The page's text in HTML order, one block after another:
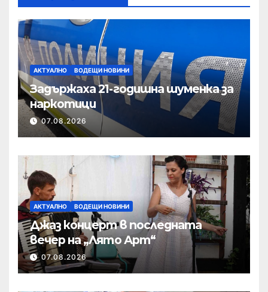
АКТУАЛНО ВОДЕЩИ НОВИНИ
Задържаха 21-годишна шуменка за
наркотици
07.08.2026
АКТУАЛНО ВОДЕЩИ НОВИНИ
Джаз концерт в последната
вечер на „Лято Арт“
07.08.2026